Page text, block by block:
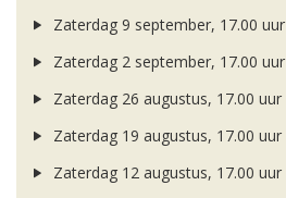
Zaterdag 9 september, 17.00 uur
Zaterdag 2 september, 17.00 uur
Zaterdag 26 augustus, 17.00 uur
Zaterdag 19 augustus, 17.00 uur
Zaterdag 12 augustus, 17.00 uur